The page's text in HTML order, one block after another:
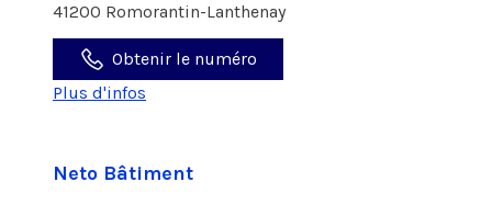
41200 Romorantin-Lanthenay
Obtenir le numéro
Plus d'infos
Neto Bâtiment